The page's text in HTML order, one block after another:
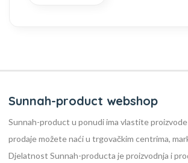
Sunnah-product webshop
Sunnah-product u ponudi ima vlastite
prodaje možete naći u trgovačkim centrima,
Djelatnost Sunnah-producta je proizvodnja i